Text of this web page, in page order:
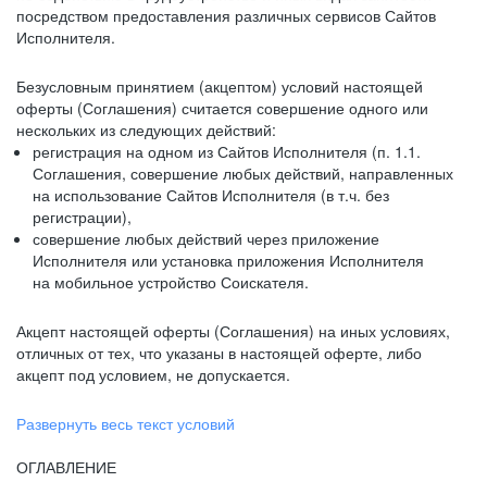
посредством предоставления различных сервисов Сайтов
Исполнителя.
Безусловным принятием (акцептом) условий настоящей
оферты (Соглашения) считается совершение одного или
нескольких из следующих действий:
регистрация на одном из Сайтов Исполнителя (п. 1.1.
Соглашения, совершение любых действий, направленных
на использование Сайтов Исполнителя (в т.ч. без
регистрации),
совершение любых действий через приложение
Исполнителя или установка приложения Исполнителя
на мобильное устройство Соискателя.
Акцепт настоящей оферты (Соглашения) на иных условиях,
отличных от тех, что указаны в настоящей оферте, либо
акцепт под условием, не допускается.
Развернуть весь текст условий
ОГЛАВЛЕНИЕ